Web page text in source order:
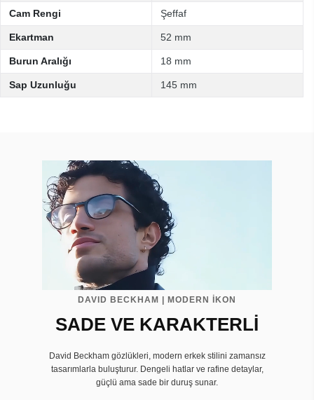
Cam Rengi Şeffaf
Ekartman 52 mm
Burun Aralığı 18 mm
Sap Uzunluğu 145 mm
DAVID BECKHAM | MODERN İKON
SADE VE KARAKTERLİ
David Beckham gözlükleri, modern erkek stilini zamansız
tasarımlarla buluşturur. Dengeli hatlar ve rafine detaylar,
güçlü ama sade bir duruş sunar.